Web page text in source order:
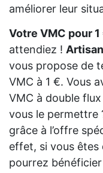
améliorer leur
Votre VMC pour 1
attendiez !
vous propose de
VMC à 1 €. Vous
VMC à double flux
vous le permettre
grâce à l’offre
effet, si vous êtes
pourrez bénéficier